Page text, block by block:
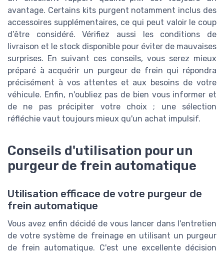
avantage. Certains kits purgent notamment inclus des
accessoires supplémentaires, ce qui peut valoir le coup
d’être considéré. Vérifiez aussi les conditions de
livraison et le stock disponible pour éviter de mauvaises
surprises. En suivant ces conseils, vous serez mieux
préparé à acquérir un purgeur de frein qui répondra
précisément à vos attentes et aux besoins de votre
véhicule. Enfin, n'oubliez pas de bien vous informer et
de ne pas précipiter votre choix ; une sélection
réfléchie vaut toujours mieux qu'un achat impulsif.
Conseils d'utilisation pour un
purgeur de frein automatique
Utilisation efficace de votre purgeur de
frein automatique
Vous avez enfin décidé de vous lancer dans l'entretien
de votre système de freinage en utilisant un purgeur
de frein automatique. C'est une excellente décision